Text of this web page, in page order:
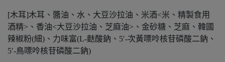
[木耳]木耳、醬油、水、大豆沙拉油、米酒<米、精製食用
酒精>、香油<大豆沙拉油、芝麻油>、金砂糖、芝麻、韓國
辣椒粉(細)、力味富(L-麩酸鈉、5′-次黃嘌呤核苷磷酸二鈉、
5′-鳥嘌呤核苷磷酸二鈉)